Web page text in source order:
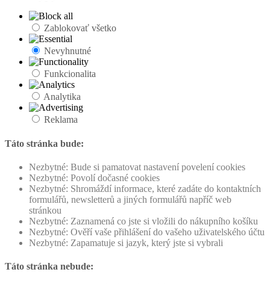
Zablokovať všetko
Nevyhnutné
Funkcionalita
Analytika
Reklama
Táto stránka bude:
Nezbytné: Bude si pamatovat nastavení povelení cookies
Nezbytné: Povolí dočasné cookies
Nezbytné: Shromáždí informace, které zadáte do kontaktních
formulářů, newsletterů a jiných formulářů napříč web
stránkou
Nezbytné: Zaznamená co jste si vložili do nákupního košíku
Nezbytné: Ověří vaše přihlášení do vašeho uživatelského účtu
Nezbytné: Zapamatuje si jazyk, který jste si vybrali
Táto stránka nebude: